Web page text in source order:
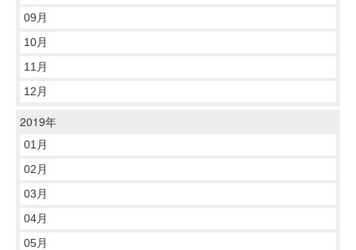
09月
10月
11月
12月
2019年
01月
02月
03月
04月
05月